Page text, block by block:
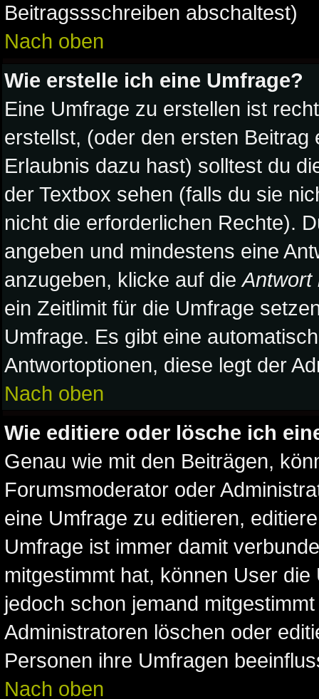
Beitragssschreiben abschaltest)
Nach oben
Wie erstelle ich eine Umfrage?
Eine Umfrage zu erstellen ist
erstellst, (oder den ersten
Erlaubnis dazu hast) solltest du
der Textbox sehen (falls du sie
nicht die erforderlichen Rechte).
angeben und mindestens eine
anzugeben, klicke auf dieAntwort
ein Zeitlimit für die Umfrage
Umfrage. Es gibt eine
Antwortoptionen, diese legt der
Nach oben
Wie editiere oder lösche ich
Genau wie mit den Beiträgen,
Forumsmoderator oder
eine Umfrage zu editieren,
Umfrage ist immer damit
mitgestimmt hat, können User
jedoch schon jemand
Administratoren löschen oder
Personen ihre Umfragen
Nach oben